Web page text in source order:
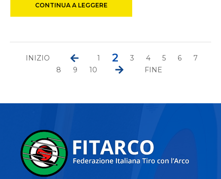
CONTINUA A LEGGERE
INIZIO 1 2 3 4 5 6
7
8
9 10 FINE